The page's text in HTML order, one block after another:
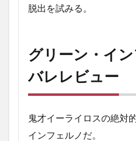
脱出を試みる。
グリーン・イ
バレレビュー
鬼才イーライロスの絶対
インフェルノだ。